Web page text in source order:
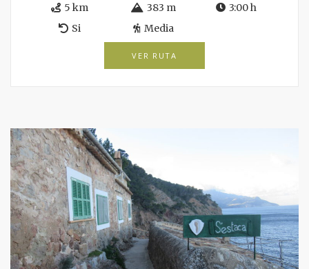
5 km
383 m
3:00 h
Si
Media
VER RUTA